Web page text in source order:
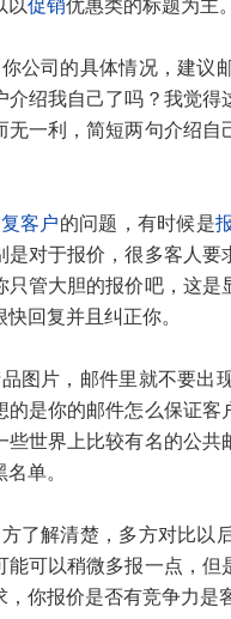
以促销优惠类的标题为主。
公司的具体情况，建议
介绍我自己了吗？我觉
无一利，简短两句介绍
客户的问题，有时候是
是对于报价，很多客人
只管大胆的报价吧，这
回复并且纠正你。
图片，邮件里就不要出
的是你的邮件怎么保证
些世界上比较有名的公
单。
了解清楚，多方对比以
能可以稍微多报一点，
你报价是否有竞争力是